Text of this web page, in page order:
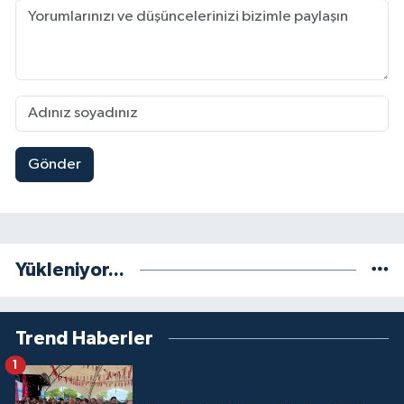
Gönder
Yükleniyor...
Trend Haberler
1